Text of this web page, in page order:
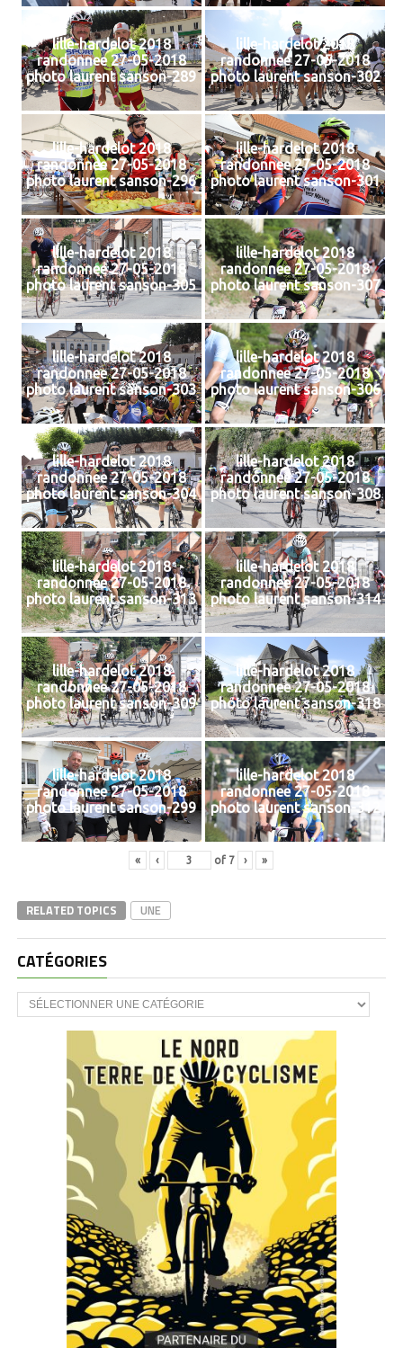
lille-hardelot 2018
randonnee 27-05-2018
photo laurent sanson-289
lille-hardelot 2018
randonnee 27-05-2018
photo laurent sanson-302
lille-hardelot 2018
randonnee 27-05-2018
photo laurent sanson-296
lille-hardelot 2018
randonnee 27-05-2018
photo laurent sanson-301
lille-hardelot 2018
randonnee 27-05-2018
photo laurent sanson-305
lille-hardelot 2018
randonnee 27-05-2018
photo laurent sanson-307
lille-hardelot 2018
randonnee 27-05-2018
photo laurent sanson-303
lille-hardelot 2018
randonnee 27-05-2018
photo laurent sanson-306
lille-hardelot 2018
randonnee 27-05-2018
photo laurent sanson-304
lille-hardelot 2018
randonnee 27-05-2018
photo laurent sanson-308
lille-hardelot 2018
randonnee 27-05-2018
photo laurent sanson-313
lille-hardelot 2018
randonnee 27-05-2018
photo laurent sanson-314
lille-hardelot 2018
randonnee 27-05-2018
photo laurent sanson-309
lille-hardelot 2018
randonnee 27-05-2018
photo laurent sanson-318
lille-hardelot 2018
randonnee 27-05-2018
photo laurent sanson-299
lille-hardelot 2018
randonnee 27-05-2018
photo laurent sanson-312
« ‹ of 7 › »
RELATED TOPICS UNE
CATÉGORIES
CATÉGORIES